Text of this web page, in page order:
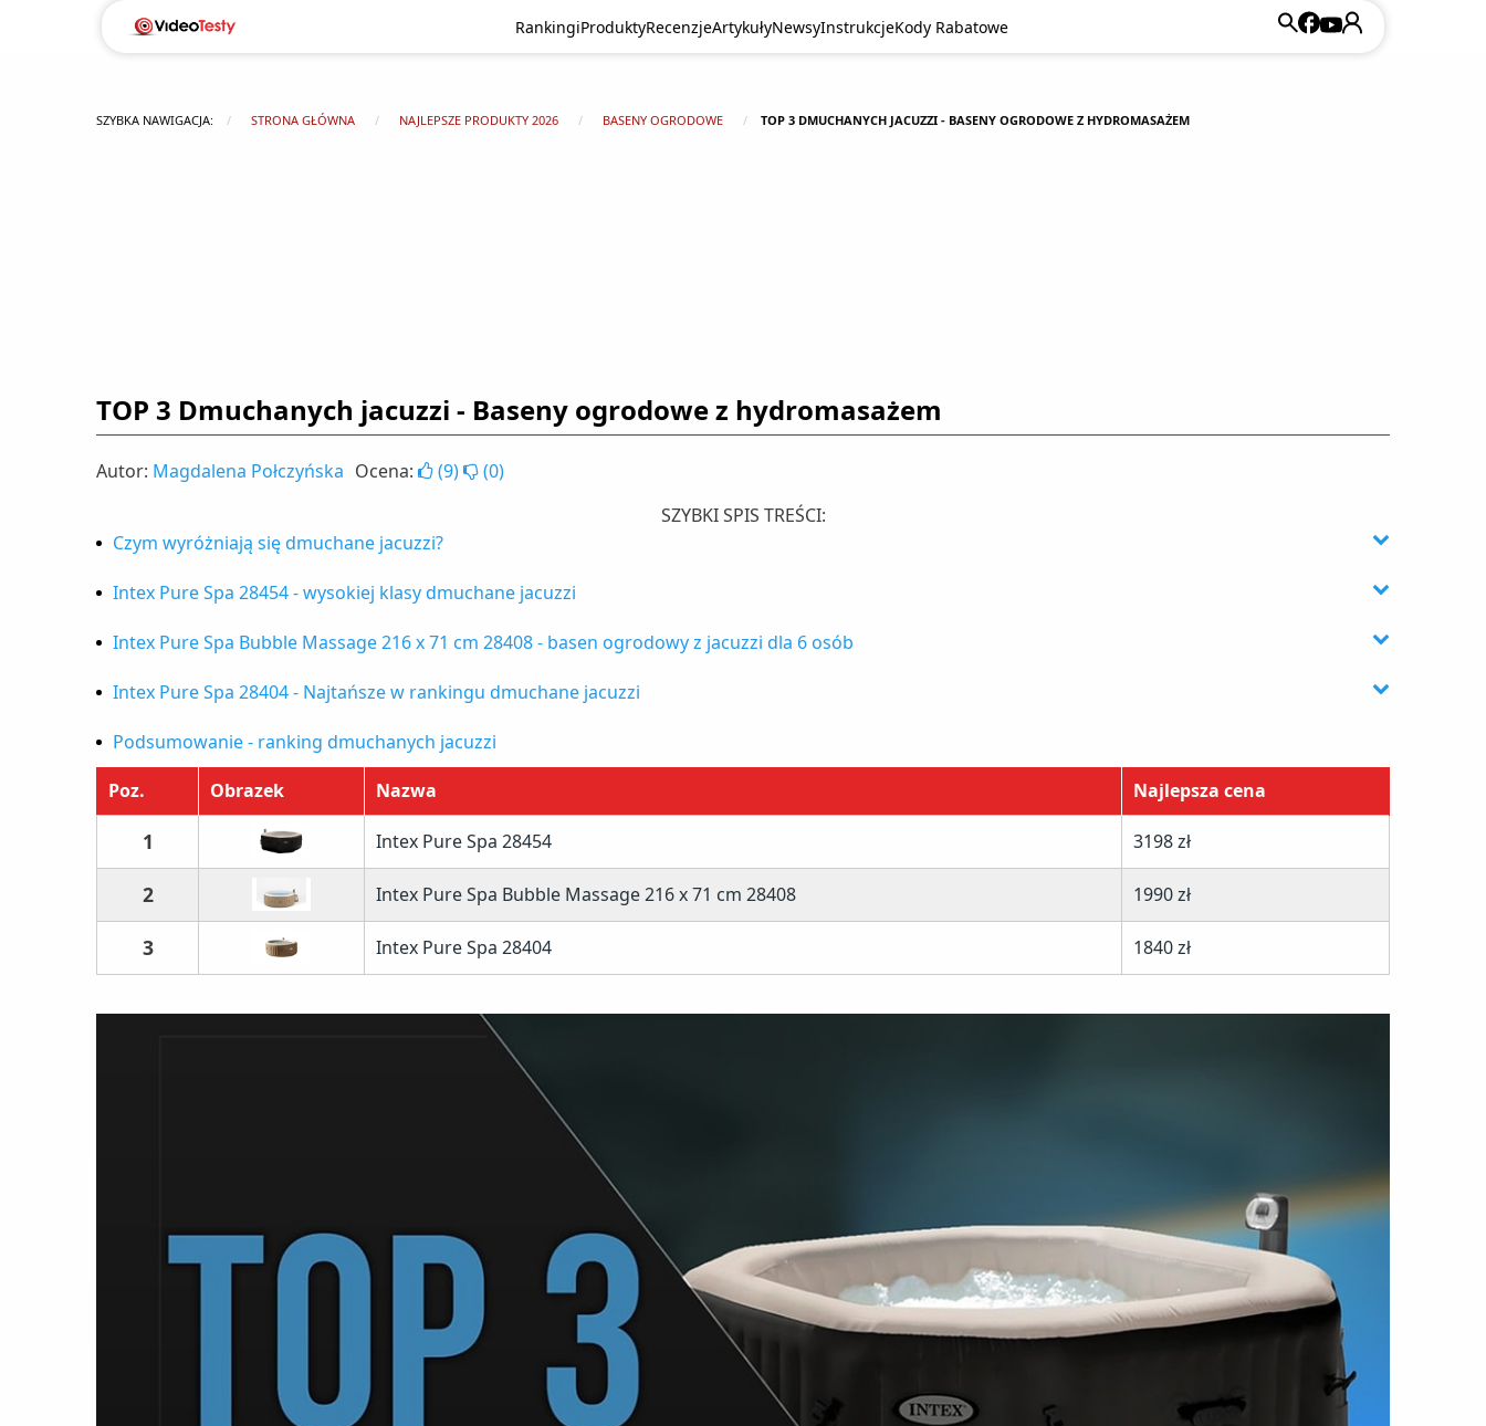
RankingiProduktyRecenzjeArtykułyNewsyInstrukcjeKody Rabatowe
SZYBKA NAWIGACJA: STRONA GŁÓWNA NAJLEPSZE PRODUKTY 2026 BASENY OGRODOWE TOP 3 DMUCHANYCH JACUZZI - BASENY OGRODOWE Z HYDROMASAŻEM
TOP 3 Dmuchanych jacuzzi - Baseny ogrodowe z hydromasażem
Autor: Magdalena Połczyńska Ocena: (9) (0)
SZYBKI SPIS TREŚCI:
Czym wyróżniają się dmuchane jacuzzi?
Rodzaje basenów ogrodowych
Intex Pure Spa 28454 - wysokiej klasy dmuchane jacuzzi
Intex Pure Spa 28454 plusy i minusy:
Intex Pure Spa Bubble Massage 216 x 71 cm 28408 - basen ogrodowy z jacuzzi dla 6 osób
Intex Pure Spa Bubble Massage 216 x 71 cm 28408 plusy i minusy:
Intex Pure Spa 28404 - Najtańsze w rankingu dmuchane jacuzzi
Intex Pure Spa 28404 plusy i minusy:
Podsumowanie - ranking dmuchanych jacuzzi
Poz.
Obrazek Nazwa Najlepsza cena
1 Intex Pure Spa 28454 3198 zł
2 Intex Pure Spa Bubble Massage 216 x 71 cm 28408 1990 zł
3 Intex Pure Spa 28404 1840 zł